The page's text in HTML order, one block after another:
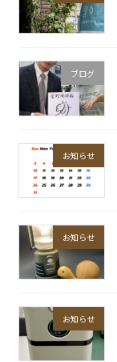
ブログ
お知らせ
お知らせ
お知らせ